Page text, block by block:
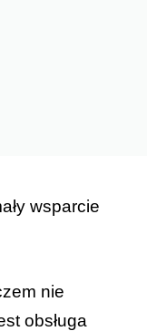
wsparcie
nie
obsługa